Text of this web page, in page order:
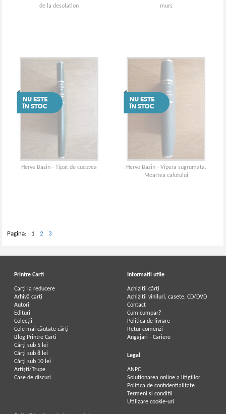
de la desolation
murs
Herve Bazin - Tipat de cucuvea
Herve Bazin - Vipera sugrumata.
Moartea calutului
Pagina: 1 2 3
Printre Carti
Carți la reducere
Arhivă carți
Autori
Edituri
Colecții
Cele mai căutate cărți
Blog Printre Carti
Cărţi sub 5 lei
Cărţi sub 8 lei
Cărţi sub 10 lei
Artiști/Trupe
Case de discuri
Informatii utile
Achizitii cărți
Achizitii viniluri, casete, CD/DVD
Contact
Cum cumpar?
Politica de livrare
Retur comenzi
Angajari - Cariere
Legal
ANPC
Soluționarea online a litigiilor
Politica de confidentialitate
Termeni si conditii
Utilizare cookie-uri